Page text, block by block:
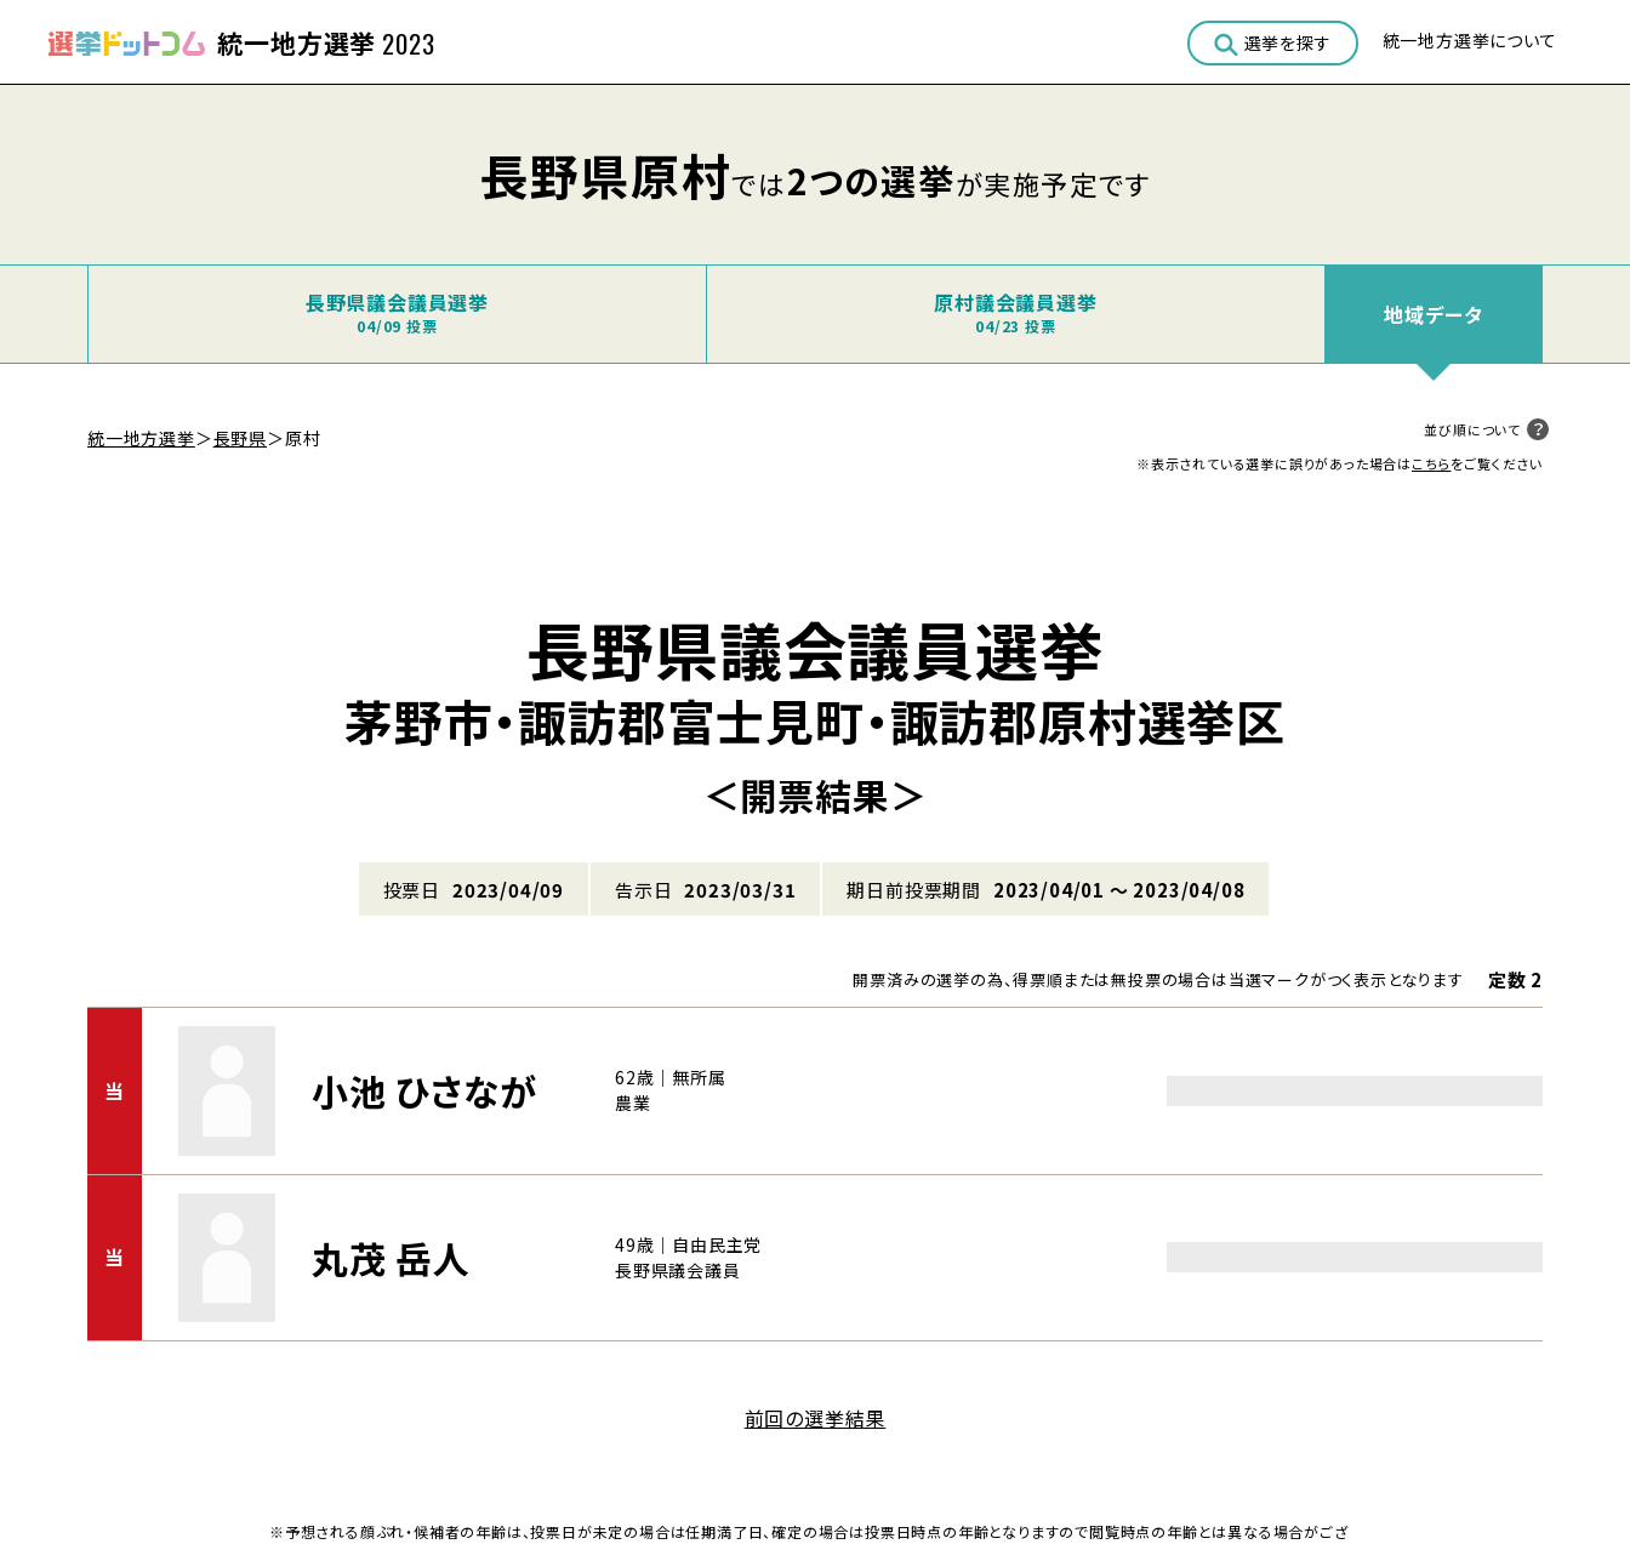
統一地方選挙 2023 選挙を探す 統一地方選挙について
長野県原村では2つの選挙が実施予定です
長野県議会議員選挙
04/09 投票
原村議会議員選挙
04/23 投票 地域データ
統一地方選挙＞長野県＞原村
並び順について
※表示されている選挙に誤りがあった場合はこちらをご覧ください
長野県議会議員選挙
茅野市・諏訪郡富士見町・諏訪郡原村選挙区
＜開票結果＞
投票日 2023/04/09 告示日 2023/03/31 期日前投票期間 2023/04/01 〜 2023/04/08
開票済みの選挙の為、得票順または無投票の場合は当選マークがつく表示となります 定数 2
当 小池 ひさなが
62歳｜無所属
農業
当 丸茂 岳人
49歳｜自由民主党
長野県議会議員
前回の選挙結果
※予想される顔ぶれ・候補者の年齢は、投票日が未定の場合は任期満了日、確定の場合は投票日時点の年齢となりますので閲覧時点の年齢とは異なる場合がござ